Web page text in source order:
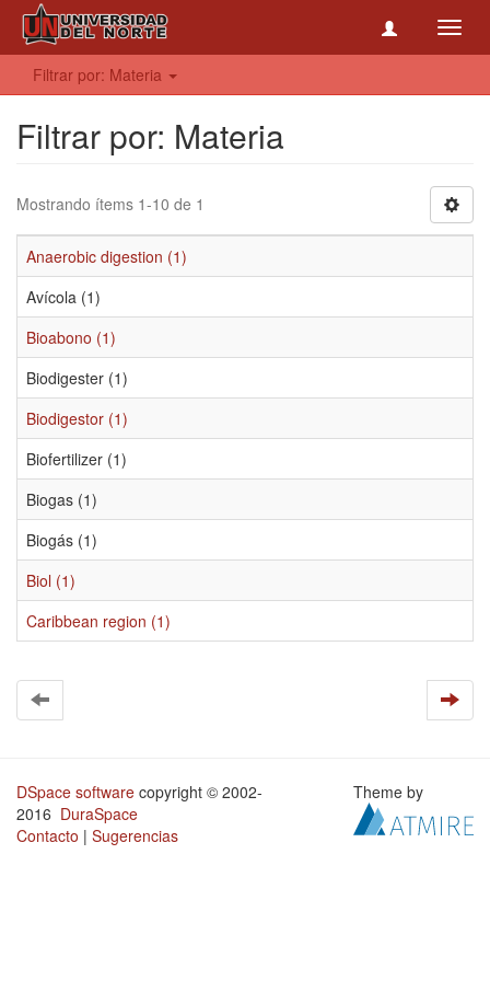
Filtrar por: Materia
Filtrar por: Materia
Mostrando ítems 1-10 de 1
Anaerobic digestion (1)
Avícola (1)
Bioabono (1)
Biodigester (1)
Biodigestor (1)
Biofertilizer (1)
Biogas (1)
Biogás (1)
Biol (1)
Caribbean region (1)
DSpace software copyright © 2002-
2016 DuraSpace
Contacto | Sugerencias
Theme by